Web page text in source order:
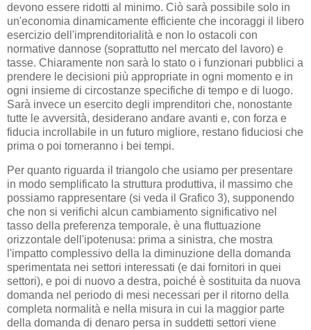
devono essere ridotti al minimo. Ciò sarà possibile solo in
un'economia dinamicamente efficiente che incoraggi il libero
esercizio dell'imprenditorialità e non lo ostacoli con
normative dannose (soprattutto nel mercato del lavoro) e
tasse. Chiaramente non sarà lo stato o i funzionari pubblici a
prendere le decisioni più appropriate in ogni momento e in
ogni insieme di circostanze specifiche di tempo e di luogo.
Sarà invece un esercito degli imprenditori che, nonostante
tutte le avversità, desiderano andare avanti e, con forza e
fiducia incrollabile in un futuro migliore, restano fiduciosi che
prima o poi torneranno i bei tempi.
Per quanto riguarda il triangolo che usiamo per presentare
in modo semplificato la struttura produttiva, il massimo che
possiamo rappresentare (si veda il Grafico 3), supponendo
che non si verifichi alcun cambiamento significativo nel
tasso della preferenza temporale, è una fluttuazione
orizzontale dell'ipotenusa: prima a sinistra, che mostra
l'impatto complessivo della la diminuzione della domanda
sperimentata nei settori interessati (e dai fornitori in quei
settori), e poi di nuovo a destra, poiché è sostituita da nuova
domanda nel periodo di mesi necessari per il ritorno della
completa normalità e nella misura in cui la maggior parte
della domanda di denaro persa in suddetti settori viene